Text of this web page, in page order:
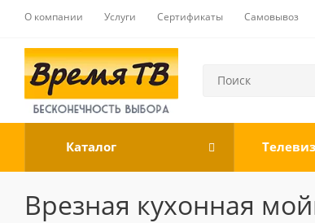
О компании Услуги Сертификаты Самовывоз
Каталог
Врезная кухонная